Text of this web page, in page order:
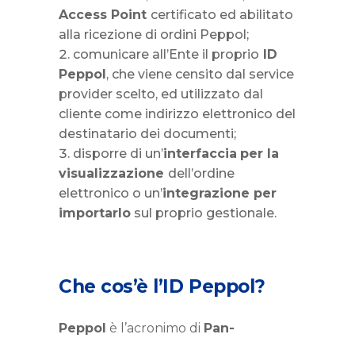
Access Point certificato ed abilitato
alla ricezione di ordini Peppol;
comunicare all’Ente il proprio ID
Peppol, che viene censito dal service
provider scelto, ed utilizzato dal
cliente come indirizzo elettronico del
destinatario dei documenti;
disporre di un’interfaccia per la
visualizzazione dell’ordine
elettronico o un’integrazione per
importarlo sul proprio gestionale.
Che cos’è l’ID Peppol?
Peppol è l’acronimo di Pan-